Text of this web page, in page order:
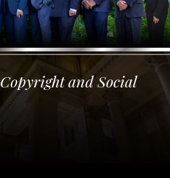
Copyright and Social